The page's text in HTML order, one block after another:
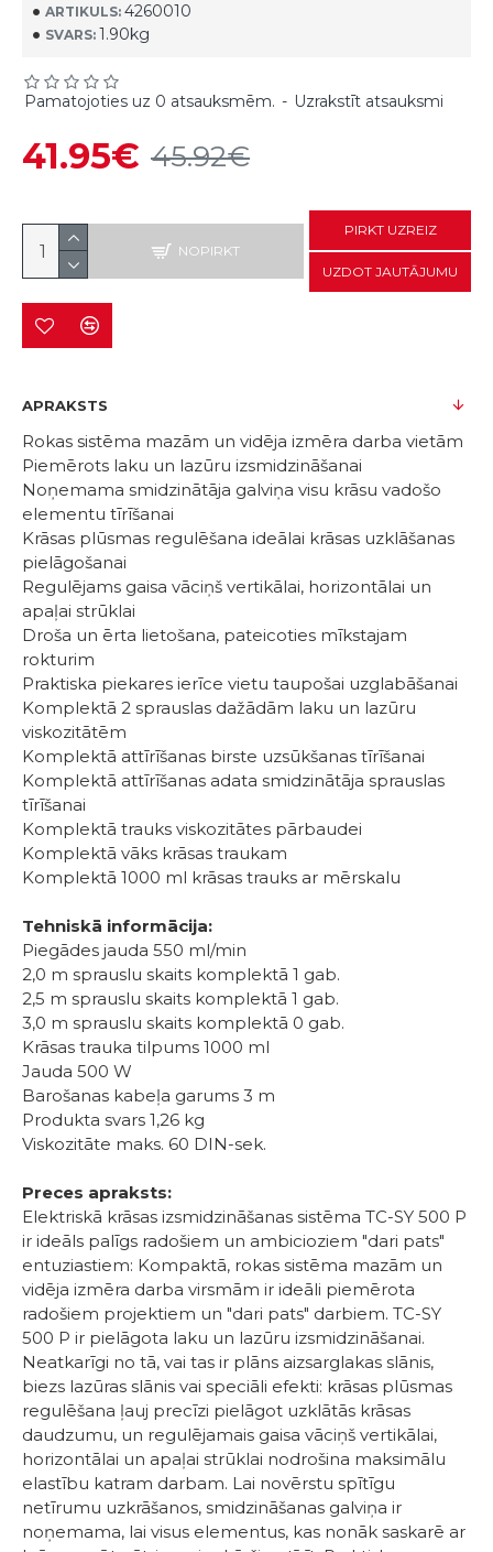
ARTIKULS: 4260010
SVARS: 1.90kg
Pamatojoties uz 0 atsauksmēm. - Uzrakstīt atsauksmi
41.95€ 45.92€
NOPIRKT
PIRKT UZREIZ
UZDOT JAUTĀJUMU
APRAKSTS
Rokas sistēma mazām un vidēja izmēra darba vietām
Piemērots laku un lazūru izsmidzināšanai
Noņemama smidzinātāja galviņa visu krāsu vadošo
elementu tīrīšanai
Krāsas plūsmas regulēšana ideālai krāsas uzklāšanas
pielāgošanai
Regulējams gaisa vāciņš vertikālai, horizontālai un
apaļai strūklai
Droša un ērta lietošana, pateicoties mīkstajam
rokturim
Praktiska piekares ierīce vietu taupošai uzglabāšanai
Komplektā 2 sprauslas dažādām laku un lazūru
viskozitātēm
Komplektā attīrīšanas birste uzsūkšanas tīrīšanai
Komplektā attīrīšanas adata smidzinātāja sprauslas
tīrīšanai
Komplektā trauks viskozitātes pārbaudei
Komplektā vāks krāsas traukam
Komplektā 1000 ml krāsas trauks ar mērskalu
Tehniskā informācija:
Piegādes jauda 550 ml/min
2,0 m sprauslu skaits komplektā 1 gab.
2,5 m sprauslu skaits komplektā 1 gab.
3,0 m sprauslu skaits komplektā 0 gab.
Krāsas trauka tilpums 1000 ml
Jauda 500 W
Barošanas kabeļa garums 3 m
Produkta svars 1,26 kg
Viskozitāte maks. 60 DIN-sek.
Preces apraksts:
Elektriskā krāsas izsmidzināšanas sistēma TC-SY 500 P
ir ideāls palīgs radošiem un ambicioziem "dari pats"
entuziastiem: Kompaktā, rokas sistēma mazām un
vidēja izmēra darba virsmām ir ideāli piemērota
radošiem projektiem un "dari pats" darbiem. TC-SY
500 P ir pielāgota laku un lazūru izsmidzināšanai.
Neatkarīgi no tā, vai tas ir plāns aizsarglakas slānis,
biezs lazūras slānis vai speciāli efekti: krāsas plūsmas
regulēšana ļauj precīzi pielāgot uzklātās krāsas
daudzumu, un regulējamais gaisa vāciņš vertikālai,
horizontālai un apaļai strūklai nodrošina maksimālu
elastību katram darbam. Lai novērstu spītīgu
netīrumu uzkrāšanos, smidzināšanas galviņa ir
noņemama, lai visus elementus, kas nonāk saskarē ar